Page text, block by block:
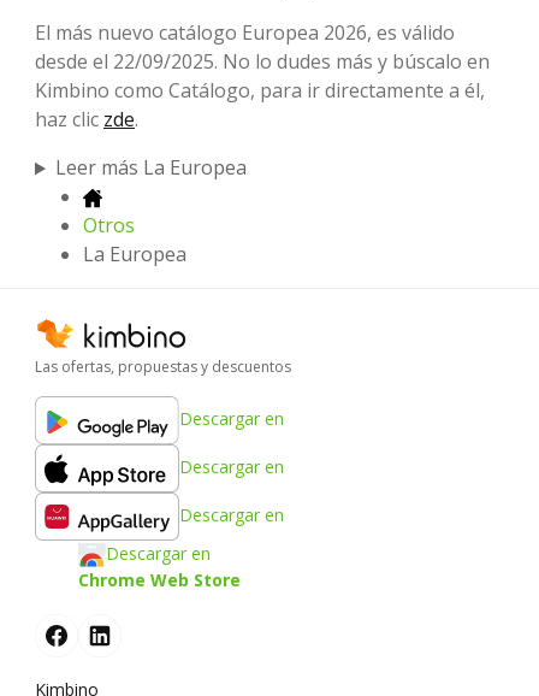
El más nuevo catálogo Europea 2026, es válido
desde el 22/09/2025. No lo dudes más y búscalo en
Kimbino como Catálogo, para ir directamente a él,
haz clic zde.
Leer más La Europea
Otros
La Europea
Las ofertas, propuestas y descuentos
Descargar en
Descargar en
Descargar en
Descargar en
Chrome Web Store
Kimbino